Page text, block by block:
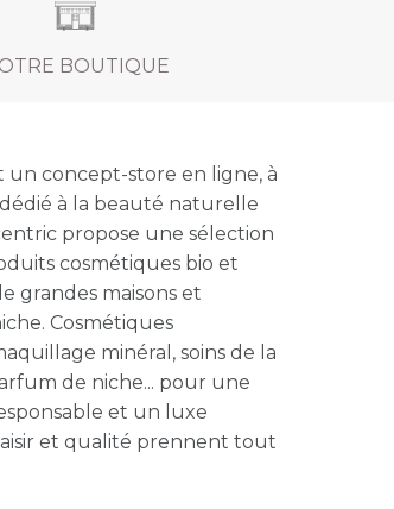
BOUTIQUE
un concept-store en ligne, à
à la beauté naturelle
propose une sélection
cosmétiques bio et
grandes maisons et
Cosmétiques
minéral, soins de la
de niche... pour une
et un luxe
et qualité prennent tout